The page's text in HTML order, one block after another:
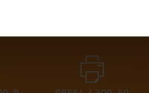
Produkte haben,